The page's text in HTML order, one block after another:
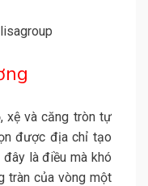
xệ và căng tròn tự
được địa chỉ tạo
đây là điều mà khó
tràn của vòng một